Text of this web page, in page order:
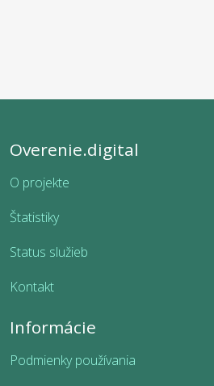
Overenie.digital
O projekte
Štatistiky
Status služieb
Kontakt
Informácie
Podmienky používania